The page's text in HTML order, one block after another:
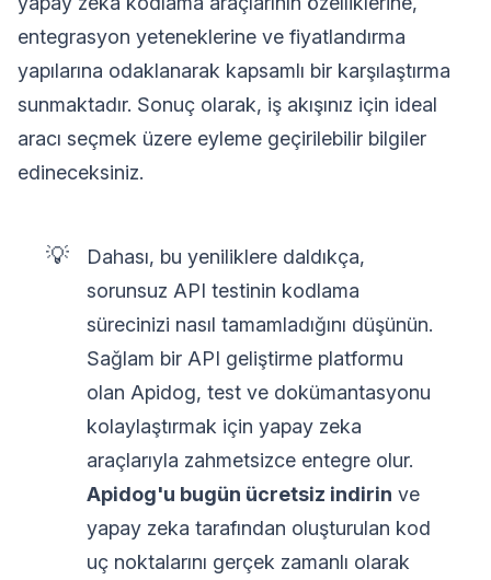
entegrasyon yeteneklerine ve fiyatlandırma
yapılarına odaklanarak kapsamlı bir karşılaştırma
sunmaktadır. Sonuç olarak, iş akışınız için ideal
aracı seçmek üzere eyleme geçirilebilir bilgiler
edineceksiniz.
💡
Dahası, bu yeniliklere daldıkça,
sorunsuz API testinin kodlama
sürecinizi nasıl tamamladığını düşünün.
Sağlam bir API geliştirme platformu
olan Apidog, test ve dokümantasyonu
kolaylaştırmak için yapay zeka
araçlarıyla zahmetsizce entegre olur.
Apidog'u bugün ücretsiz indirin ve
yapay zeka tarafından oluşturulan kod
uç noktalarını gerçek zamanlı olarak